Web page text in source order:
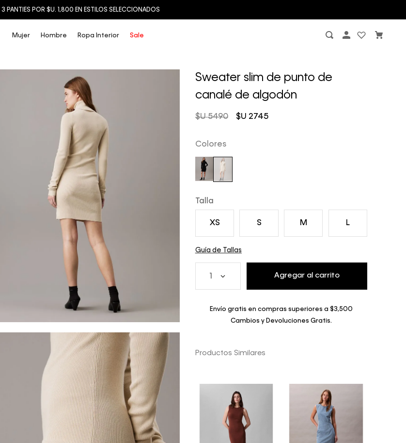
3 PANTIES POR $U. 1,800 EN ESTILOS SELECCIONADOS
Mujer Hombre Ropa Interior Sale
Sweater slim de punto de
canalé de algodón
$U 2745
$U 5490
Colores
Talla
XS S M L
Guía de Tallas
1 Agregar al carrito
Envío gratis en compras superiores a $3,500
Cambios y Devoluciones Gratis.
Productos Similares